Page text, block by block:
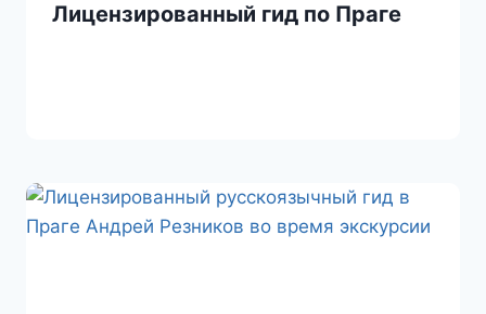
Лицензированный гид по Праге